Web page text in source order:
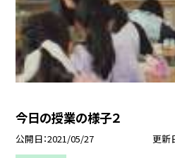
今日の授業の様子２
公開日 2021/05/27 更新